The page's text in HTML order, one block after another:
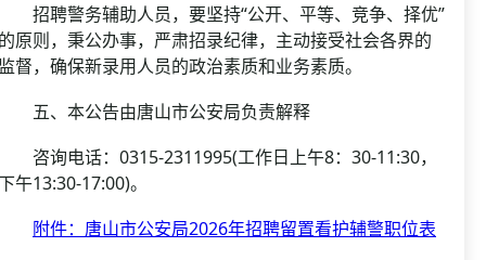
聘警务辅助人员，要坚持“公开、平等、竞争、择优”
原则，秉公办事，严肃招录纪律，主动接受社会各界的
督，确保新录用人员的政治素质和业务素质。
、本公告由唐山市公安局负责解释
询电话：0315-2311995(工作日上午8：30-11:30，
午13:30-17:00)。
附件：唐山市公安局2026年招聘留置看护辅警职位表